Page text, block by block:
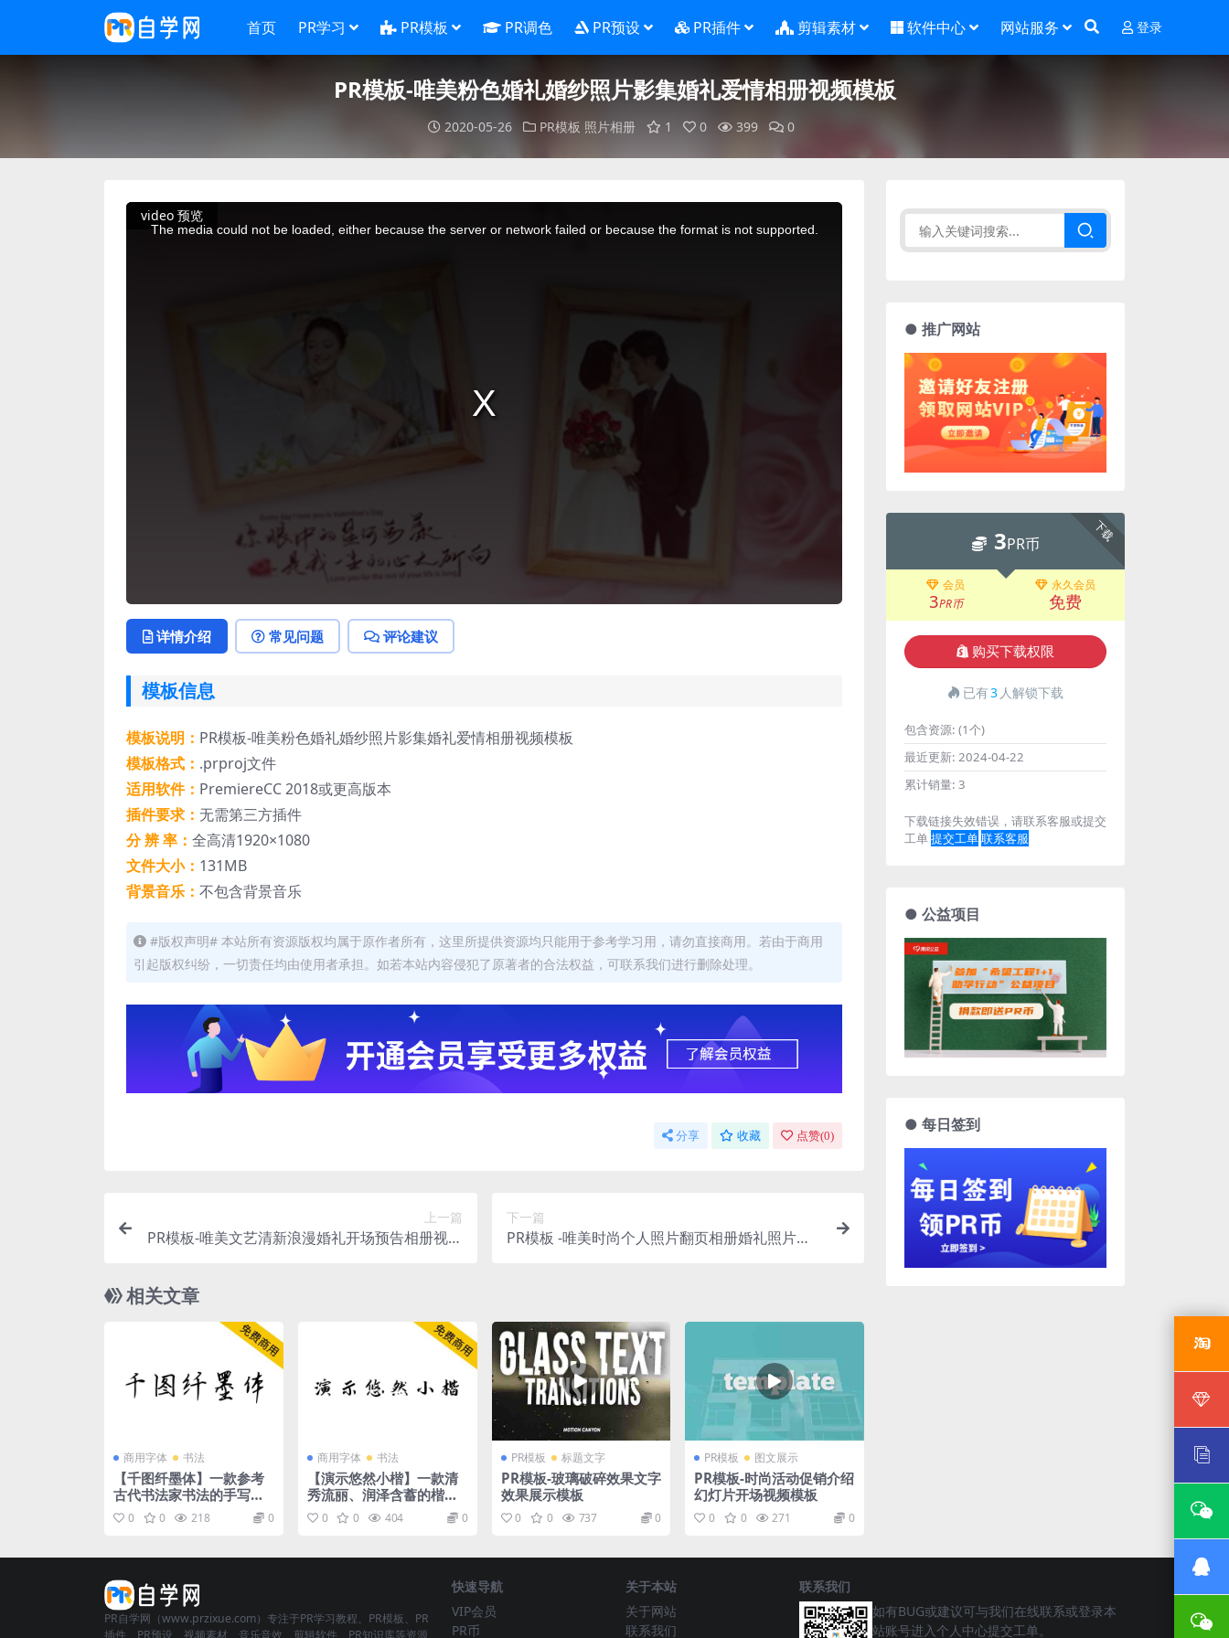
首页 PR学习 PR模板 PR调色 PR预设 PR插件 剪辑素材 软件中心 网站服务 登录
PR模板-唯美粉色婚礼婚纱照片影集婚礼爱情相册视频模板
2020-05-26 PR模板 照片相册 1 0 399 0
video 预览
This
The media could not be loaded, either because the server or network failed or because the format is not supported.
详情介绍 常见问题 评论建议
模板信息
模板说明： PR模板-唯美粉色婚礼婚纱照片影集婚礼爱情相册视频模板
模板格式： .prproj文件
适用软件： PremiereCC 2018或更高版本
插件要求： 无需第三方插件
分 辨 率： 全高清1920×1080
文件大小： 131MB
背景音乐： 不包含背景音乐
#版权声明# 本站所有资源版权均属于原作者所有，这里所提供资源均只能用于参考学习用，请勿直接商用。若由于商用
引起版权纠纷，一切责任均由使用者承担。如若本站内容侵犯了原著者的合法权益，可联系我们进行删除处理。
分享 收藏 点赞(0)
上一篇
PR模板-唯美文艺清新浪漫婚礼开场预告相册视频
下一篇
PR模板 -唯美时尚个人照片翻页相册婚礼照片相
相关文章
商用字体 书法
【千图纤墨体】一款参考
古代书法家书法的手写字
体 0 0 218 0
商用字体 书法
【演示悠然小楷】一款清
秀流丽、润泽含蓄的楷体
字体
0 0 404 0
PR模板 标题文字
PR模板-玻璃破碎效果文字
效果展示模板
0 0 737 0
PR模板 图文展示
PR模板-时尚活动促销介绍
幻灯片开场视频模板
0 0 271 0
● 推广网站
下载
3PR币
会员
3PR币
永久会员
免费
购买下载权限
已有3 人解锁下载
包含资源: (1个)
最近更新: 2024-04-22
累计销量: 3
下载链接失效错误，请联系客服或提交
工单提交工单联系客服
● 公益项目
● 每日签到
PR自学网（www.przixue.com）专注于PR学习教程、PR模板、PR
快速导航
VIP会员
PR币
关于本站
关于网站
联系我们
联系我们
如有BUG或建议可与我们在线联系或登录本
站账号进入个人中心提交工单。